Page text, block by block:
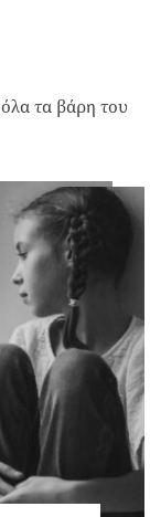
τα βάρη του